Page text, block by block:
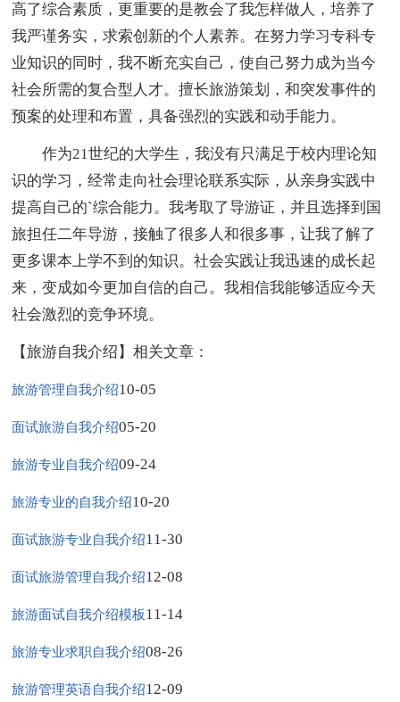
高了综合素质，更重要的是教会了我怎样做人，培养了
我严谨务实，求索创新的个人素养。在努力学习专科专
业知识的同时，我不断充实自己，使自己努力成为当今
社会所需的复合型人才。擅长旅游策划，和突发事件的
预案的处理和布置，具备强烈的实践和动手能力。
作为21世纪的大学生，我没有只满足于校内理论知
识的学习，经常走向社会理论联系实际，从亲身实践中
提高自己的`综合能力。我考取了导游证，并且选择到国
旅担任二年导游，接触了很多人和很多事，让我了解了
更多课本上学不到的知识。社会实践让我迅速的成长起
来，变成如今更加自信的自己。我相信我能够适应今天
社会激烈的竞争环境。
【旅游自我介绍】相关文章：
旅游管理自我介绍10-05
面试旅游自我介绍05-20
旅游专业自我介绍09-24
旅游专业的自我介绍10-20
面试旅游专业自我介绍11-30
面试旅游管理自我介绍12-08
旅游面试自我介绍模板11-14
旅游专业求职自我介绍08-26
旅游管理英语自我介绍12-09